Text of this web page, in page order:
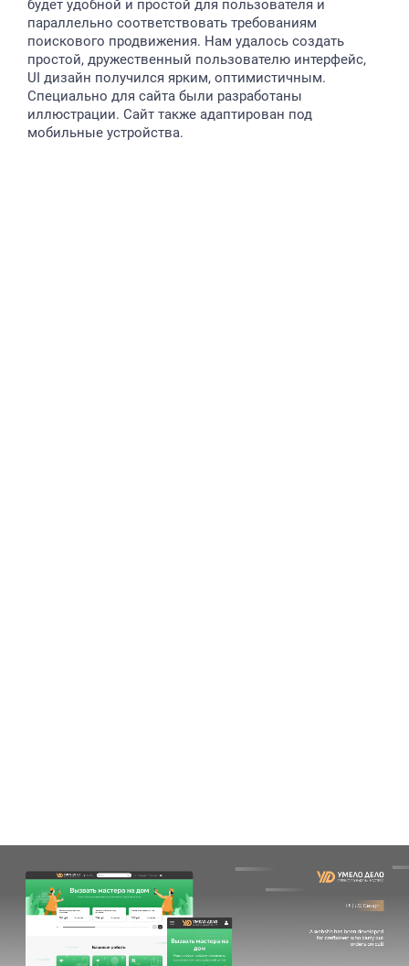
будет удобной и простой для пользователя и
параллельно соответствовать требованиям
поискового продвижения. Нам удалось создать
простой, дружественный пользователю интерфейс,
UI дизайн получился ярким, оптимистичным.
Специально для сайта были разработаны
иллюстрации. Сайт также адаптирован под
мобильные устройства.